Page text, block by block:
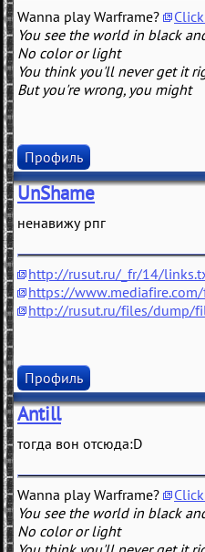
Wanna play Warframe?
You see the world in black
No color or light
You think you'll never get it
But you're wrong, you might
Профиль
UnShame
ненавижу рпг
http://rusut.ru/_fr/14/
https://
http://rusut.ru/files/dump/
Профиль
Antill
тогда вон отсюда:D
Wanna play Warframe?
You see the world in black
No color or light